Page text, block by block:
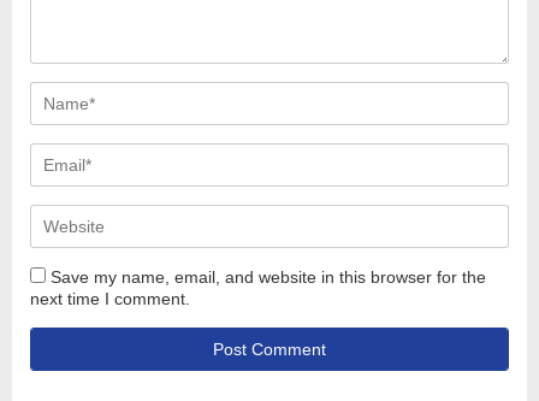
Save my name, email, and website in this browser for the
next time I comment.